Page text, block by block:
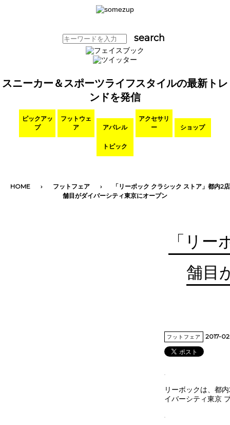
スニーカー＆スポーツライフスタイルの最新トレ
ンドを発信
ピックアッ
プ
フットウェ
ア
アパレル
アクセサリ
ー
ショップ
トピック
HOME フットフェア
「リーボック クラシック ストア」都内2店
舗目がダイバーシティ東京にオープン
「リ
舗目
フットフェア 2017-
リーボックは、都
イバーシティ東京